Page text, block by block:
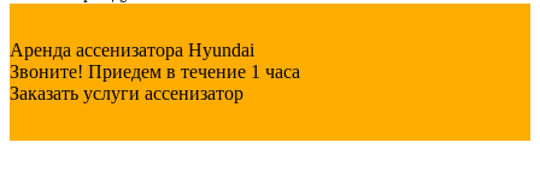
Аренда ассенизатора Hyundai
Звоните! Приедем в течение 1 часа
Заказать услуги ассенизатор